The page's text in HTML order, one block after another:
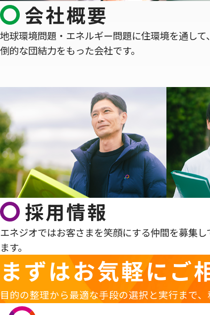
会社概要
地球環境問題・エネルギー問題に住環境を通して
倒的な団結力をもった会社です。
採用情報
エネジオではお客さまを笑顔にする仲間を募集し
ます。
まずはお気軽に ご
目的の整理から最適な手段の選択と実行まで、